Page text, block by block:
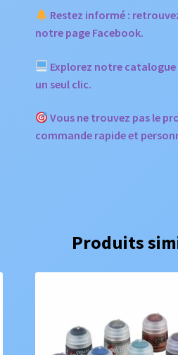
Restez informé :
notre page Facebook.
Explorez notre
un seul clic.
Vous ne trouvez pas le
commande rapide et
Produits